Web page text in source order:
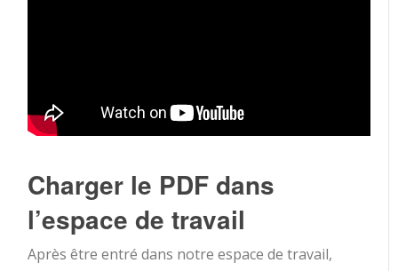
Charger le PDF dans
l’espace de travail
Après être entré dans notre espace de travail,